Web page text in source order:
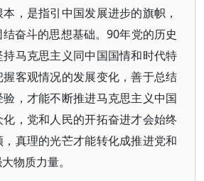
，是指引中国发展进步的旗帜，
奋斗的思想基础。90年党的历史
马克思主义同中国国情和时代特
客观情况的发展变化，善于总结
，才能不断推进马克思主义中国
，党和人民的开拓奋进才会始终
真理的光芒才能转化成推进党和
物质力量。